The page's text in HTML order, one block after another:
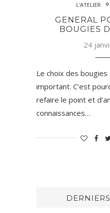
L'ATELIER
GENERAL
BOUGIES
24
Le choix des
important. C’est
refaire le point et
connaissances…